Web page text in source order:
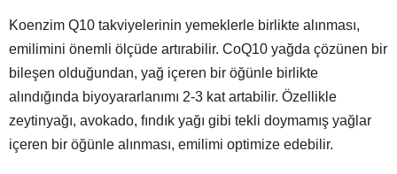
Koenzim Q10 takviyelerinin yemeklerle birlikte alınması,
emilimini önemli ölçüde artırabilir. CoQ10 yağda çözünen bir
bileşen olduğundan, yağ içeren bir öğünle birlikte
alındığında biyoyararlanımı 2-3 kat artabilir. Özellikle
zeytinyağı, avokado, fındık yağı gibi tekli doymamış yağlar
içeren bir öğünle alınması, emilimi optimize edebilir.